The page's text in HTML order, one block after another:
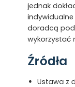
jednak
doradcą
wykorzystać
Źródła
Ustawa z